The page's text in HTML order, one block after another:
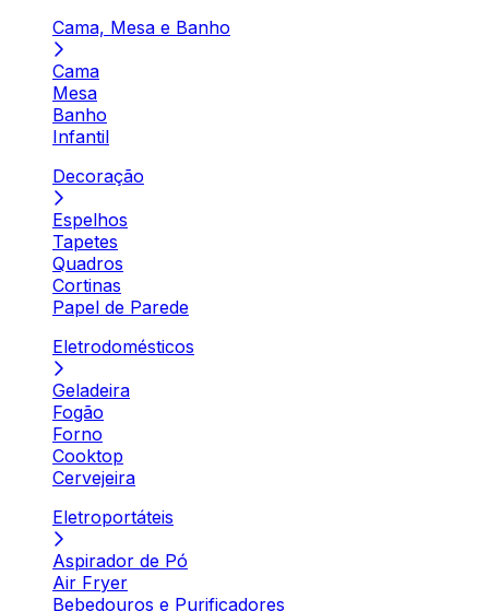
Cama, Mesa e Banho
Cama
Mesa
Banho
Infantil
Decoração
Espelhos
Tapetes
Quadros
Cortinas
Papel de Parede
Eletrodomésticos
Geladeira
Fogão
Forno
Cooktop
Cervejeira
Eletroportáteis
Aspirador de Pó
Air Fryer
Bebedouros e Purificadores